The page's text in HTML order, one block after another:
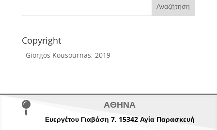
Copyright
Giorgos Kousournas, 2019
 ΑΘΗΝΑ
Ευεργέτου Γιαβάση 7, 15342 Αγία Παρασκευή